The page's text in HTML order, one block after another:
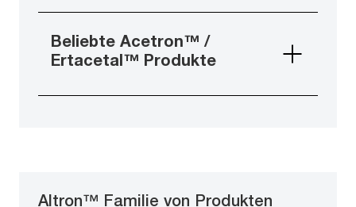
Beliebte Acetron™ /
Ertacetal™ Produkte
Altron™ Familie von Produkten